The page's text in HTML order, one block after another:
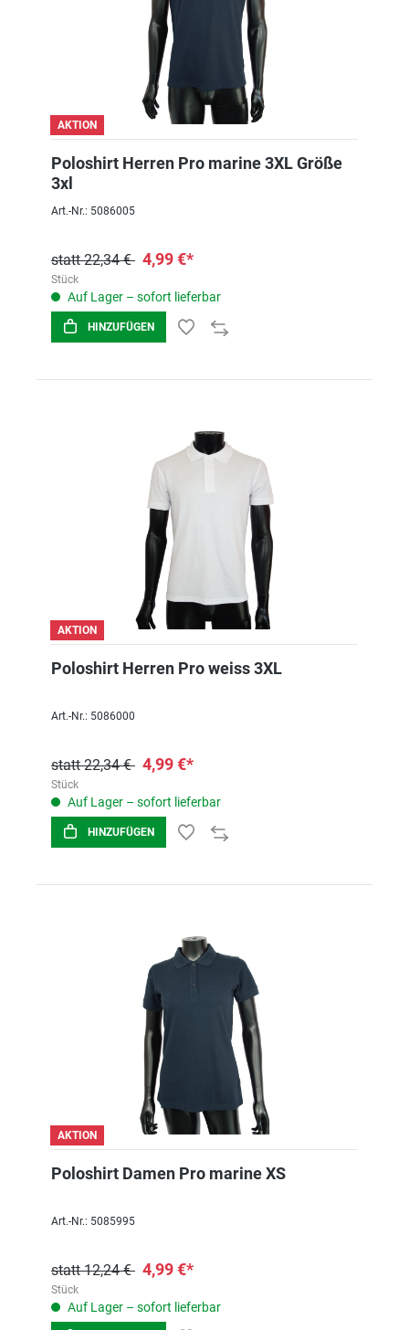
AKTION
Poloshirt Herren Pro marine 3XL Größe
3xl
Art.-Nr.: 5086005
statt 22,34 € 4,99 €*
Stück
Auf Lager – sofort lieferbar
HINZUFÜGEN
AKTION
Poloshirt Herren Pro weiss 3XL
Art.-Nr.: 5086000
statt 22,34 € 4,99 €*
Stück
Auf Lager – sofort lieferbar
HINZUFÜGEN
AKTION
Poloshirt Damen Pro marine XS
Art.-Nr.: 5085995
statt 12,24 € 4,99 €*
Stück
Auf Lager – sofort lieferbar